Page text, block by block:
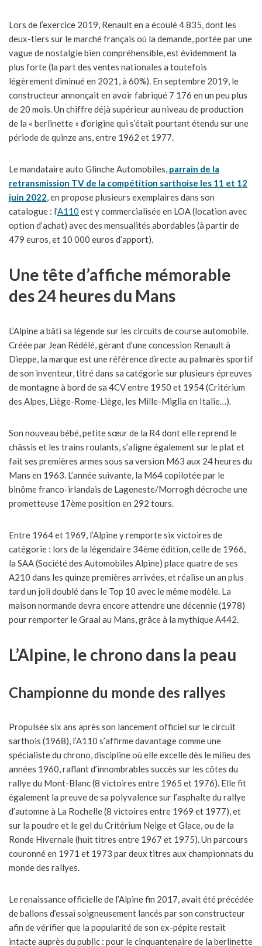
Lors de l’exercice 2019, Renault en a écoulé 4 835, dont les
deux-tiers sur le marché français où la demande, portée par une
vague de nostalgie bien compréhensible, est évidemment la
plus forte (la part des ventes nationales a toutefois
légèrement diminué en 2021, à 60%). En septembre 2019, le
constructeur annonçait en avoir fabriqué 7 176 en un peu plus
de 20 mois. Un chiffre déjà supérieur au niveau de production
de la « berlinette » d’origine qui s’était pourtant étendu sur une
période de quinze ans, entre 1962 et 1977.
Le mandataire auto Glinche Automobiles, parrain de la
retransmission TV de la compétition sarthoise les 11 et 12
juin 2022, en propose plusieurs exemplaires dans son
catalogue : l’A110 est y commercialisée en LOA (location avec
option d’achat) avec des mensualités abordables (à partir de
479 euros, et 10 000 euros d’apport).
Une tête d’affiche mémorable
des 24 heures du Mans
L’Alpine a bâti sa légende sur les circuits de course automobile.
Créée par Jean Rédélé, gérant d’une concession Renault à
Dieppe, la marque est une référence directe au palmarès sportif
de son inventeur, titré dans sa catégorie sur plusieurs épreuves
de montagne à bord de sa 4CV entre 1950 et 1954 (Critérium
des Alpes, Liège-Rome-Liège, les Mille-Miglia en Italie…).
Son nouveau bébé, petite sœur de la R4 dont elle reprend le
châssis et les trains roulants, s’aligne également sur le plat et
fait ses premières armes sous sa version M63 aux 24 heures du
Mans en 1963. L’année suivante, la M64 copilotée par le
binôme franco-irlandais de Lageneste/Morrogh décroche une
prometteuse 17ème position en 292 tours.
Entre 1964 et 1969, l’Alpine y remporte six victoires de
catégorie : lors de la légendaire 34ème édition, celle de 1966,
la SAA (Société des Automobiles Alpine) place quatre de ses
A210 dans les quinze premières arrivées, et réalise un an plus
tard un joli doublé dans le Top 10 avec le même modèle. La
maison normande devra encore attendre une décennie (1978)
pour remporter le Graal au Mans, grâce à la mythique A442.
L’Alpine, le chrono dans la peau
Championne du monde des rallyes
Propulsée six ans après son lancement officiel sur le circuit
sarthois (1968), l’A110 s’affirme davantage comme une
spécialiste du chrono, discipline où elle excelle dès le milieu des
années 1960, raflant d’innombrables succès sur les côtes du
rallye du Mont-Blanc (8 victoires entre 1965 et 1976). Elle fit
également la preuve de sa polyvalence sur l’asphalte du rallye
d’automne à La Rochelle (8 victoires entre 1969 et 1977), et
sur la poudre et le gel du Critérium Neige et Glace, ou de la
Ronde Hivernale (huit titres entre 1967 et 1975). Un parcours
couronné en 1971 et 1973 par deux titres aux championnats du
monde des rallyes.
Le renaissance officielle de l’Alpine fin 2017, avait été précédée
de ballons d’essai soigneusement lancés par son constructeur
afin de vérifier que la popularité de son ex-pépite restait
intacte auprès du public : pour le cinquantenaire de la berlinette